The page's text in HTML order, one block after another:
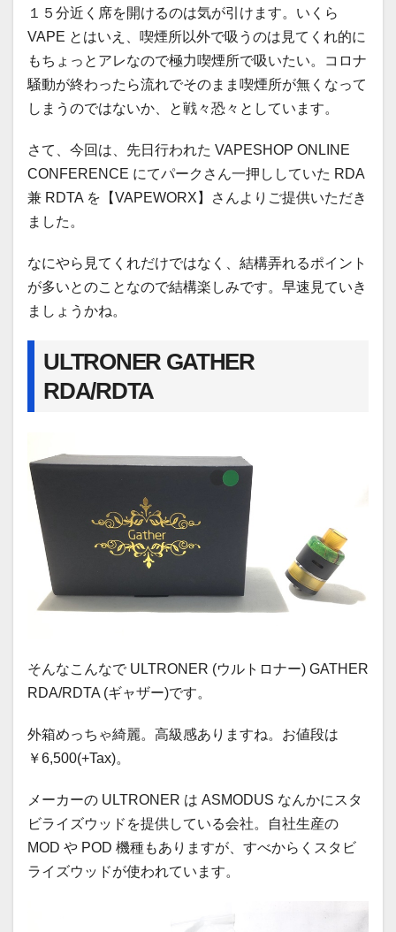
１５分近く席を開けるのは気が引けます。いくら
VAPE とはいえ、喫煙所以外で吸うのは見てくれ的に
もちょっとアレなので極力喫煙所で吸いたい。コロナ
騒動が終わったら流れでそのまま喫煙所が無くなって
しまうのではないか、と戦々恐々としています。
さて、今回は、先日行われた VAPESHOP ONLINE
CONFERENCE にてパークさん一押ししていた RDA
兼 RDTA を【VAPEWORX】さんよりご提供いただき
ました。
なにやら見てくれだけではなく、結構弄れるポイント
が多いとのことなので結構楽しみです。早速見ていき
ましょうかね。
ULTRONER GATHER
RDA/RDTA
そんなこんなで ULTRONER (ウルトロナー) GATHER
RDA/RDTA (ギャザー)です。
外箱めっちゃ綺麗。高級感ありますね。お値段は
￥6,500(+Tax)。
メーカーの ULTRONER は ASMODUS なんかにスタ
ビライズウッドを提供している会社。自社生産の
MOD や POD 機種もありますが、すべからくスタビ
ライズウッドが使われています。